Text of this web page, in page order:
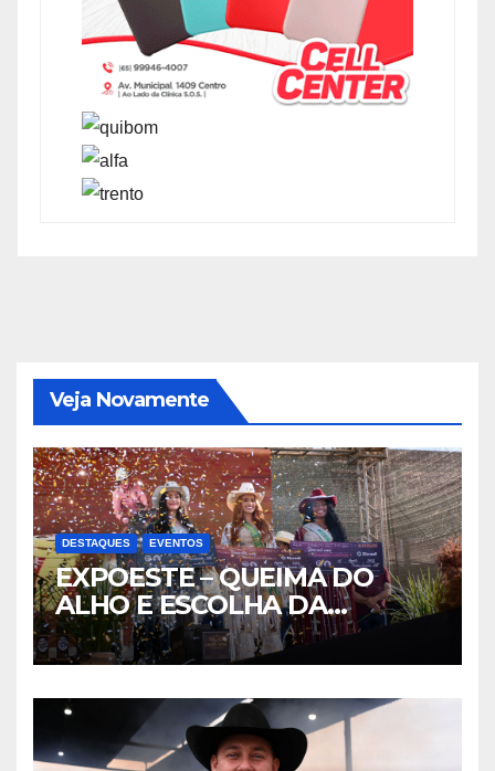
Veja Novamente
DESTAQUES EVENTOS
EXPOESTE – QUEIMA DO
ALHO E ESCOLHA DA
RAINHA- PARTE II